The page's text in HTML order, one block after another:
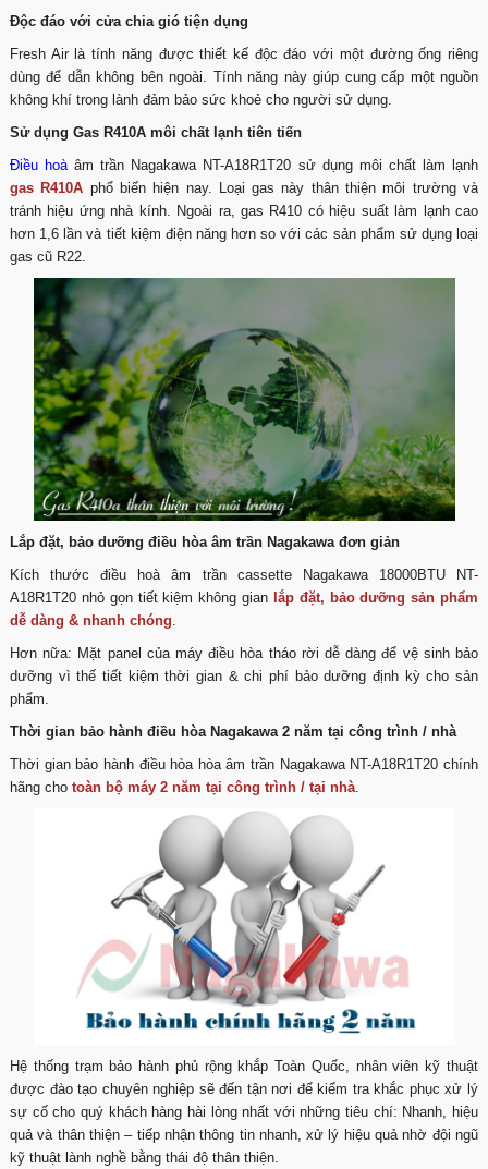
Độc đáo với cửa chia gió tiện dụng
Fresh Air là tính năng được thiết kế độc đáo với một đường ống riêng
dùng để dẫn không bên ngoài. Tính năng này giúp cung cấp một nguồn
không khí trong lành đảm bảo sức khoẻ cho người sử dụng.
Sử dụng Gas R410A môi chất lạnh tiên tiến
Điều hoà âm trần Nagakawa NT-A18R1T20 sử dụng môi chất làm lạnh
gas R410A phổ biến hiện nay. Loại gas này thân thiện môi trường và
tránh hiệu ứng nhà kính. Ngoài ra, gas R410 có hiệu suất làm lạnh cao
hơn 1,6 lần và tiết kiệm điện năng hơn so với các sản phẩm sử dụng loại
gas cũ R22.
Lắp đặt, bảo dưỡng điều hòa âm trần Nagakawa đơn giản
Kích thước điều hoà âm trần cassette Nagakawa 18000BTU NT-
A18R1T20 nhỏ gọn tiết kiệm không gian lắp đặt, bảo dưỡng sản phẩm
dễ dàng & nhanh chóng
Hơn nữa: Mặt panel của máy điều hòa tháo rời dễ dàng để vệ sinh bảo
dưỡng vì thế tiết kiệm thời gian & chi phí bảo dưỡng định kỳ cho sản
phẩm.
Thời gian bảo hành điều hòa Nagakawa 2 năm tại công trình / nhà
Thời gian bảo hành điều hòa hòa âm trần Nagakawa NT-A18R1T20 chính
hãng cho toàn bộ máy 2 năm tại công trình / tại nhà
Hệ thống trạm bảo hành phủ rộng khắp Toàn Quốc, nhân viên kỹ thuật
được đào tạo chuyên nghiệp sẽ đến tận nơi để kiểm tra khắc phục xử lý
sự cố cho quý khách hàng hài lòng nhất với những tiêu chí: Nhanh, hiệu
quả và thân thiện – tiếp nhận thông tin nhanh, xử lý hiệu quả nhờ đội ngũ
kỹ thuật lành nghề bằng thái độ thân thiện.